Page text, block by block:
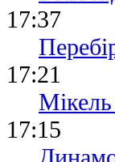
17:37
17:21
17:15